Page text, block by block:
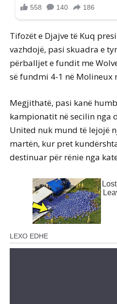
Tifozët e Djajve të Kuq
vazhdojë, pasi skuadra e
përballjet e fundit me
së fundmi 4-1 në
Megjithatë, pasi kanë
kampionatit në secilin nga
United nuk mund të lejojë
martën, kur pret
destinuar për rënie nga